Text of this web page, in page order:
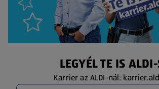
LEGYÉL TE IS
Karrier az ALDI-nál: